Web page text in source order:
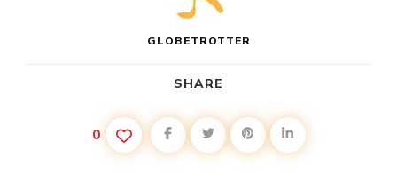
GLOBETROTTER
SHARE
0